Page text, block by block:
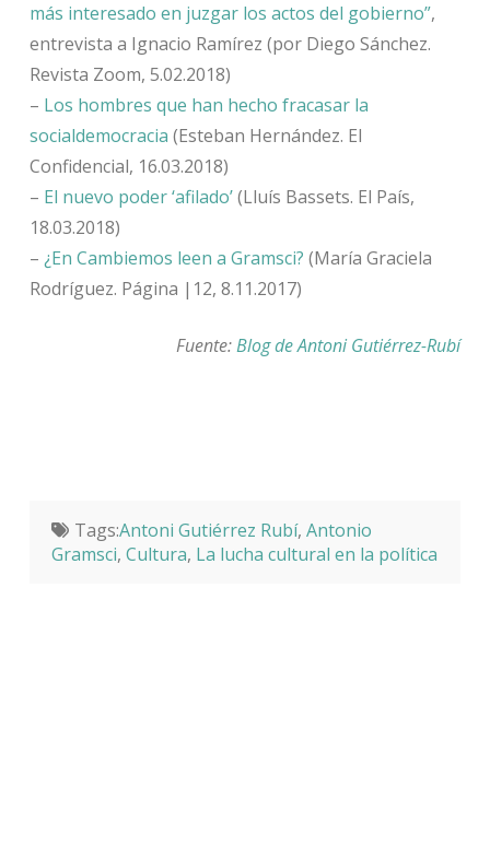
más interesado en juzgar los actos del gobierno”,
entrevista a Ignacio Ramírez (por Diego Sánchez.
Revista Zoom, 5.02.2018)
– Los hombres que han hecho fracasar la
socialdemocracia (Esteban Hernández. El
Confidencial, 16.03.2018)
– El nuevo poder ‘afilado’(Lluís Bassets. El País,
18.03.2018)
– ¿En Cambiemos leen a Gramsci? (María Graciela
Rodríguez. Página |12, 8.11.2017)
Fuente:Blog de Antoni Gutiérrez-Rubí
Tags:Antoni Gutiérrez Rubí, Antonio
Gramsci, Cultura, La lucha cultural en la política